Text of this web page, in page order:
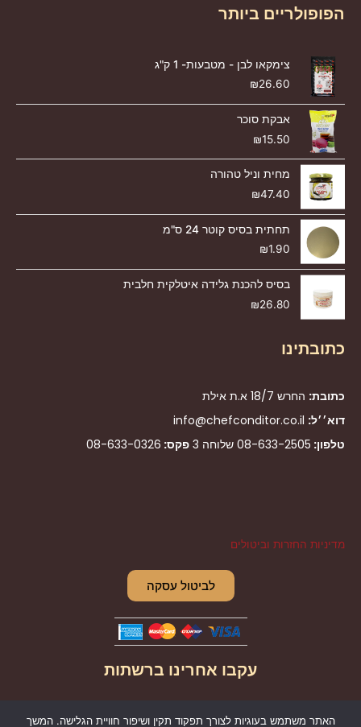
הפופולריים ביותר
צימקאו לבן - מטבעות- 1 ק"ג
₪26.60
אבקת סוכר
₪15.50
מחית וניל טהורה
₪47.40
תחתית בסיס קוטר 24 ס"מ
₪1.90
בסיס להכנת גלידה איטלקית חלבית
₪26.80
כתובתינו
כתובת: החרש 18/7 א.ת אילת
דוא׳׳ל: info@chefconditor.co.il
טלפון: 08-633-2505 שלוחה 3 פקס: 08-633-0326
מדיניות החזרות וביטולים
לביטול עסקה
עקבו אחרינו ברשתות
F
I
האתר משתמש בעוגיות לצורך תפקוד תקין ושיפור חוויית הגלישה. המשך